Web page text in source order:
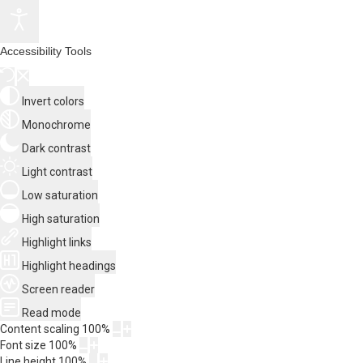
Accessibility Tools
Invert colors
Monochrome
Dark contrast
Light contrast
Low saturation
High saturation
Highlight links
Highlight headings
Screen reader
Read mode
Content scaling 100%
Font size 100%